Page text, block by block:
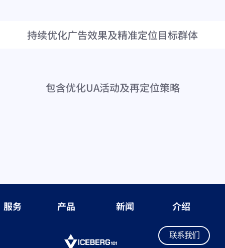
持续优化广告效果及精准定位目标群体
包含优化UA活动及再定位策略
服务 产品 新闻 介绍
联系我们
联系我们